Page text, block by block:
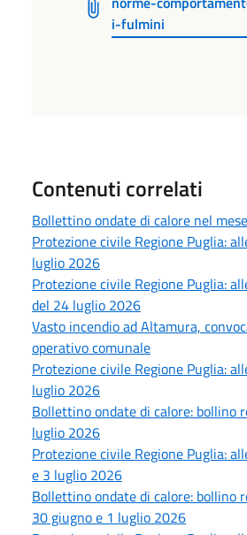
i-fulmini
Contenuti correlati
Bollettino ondate di calore nel
Protezione civile Regione Puglia:
luglio 2026
Protezione civile Regione Puglia:
del 24 luglio 2026
Vasto incendio ad Altamura,
operativo comunale
Protezione civile Regione Puglia:
luglio 2026
Bollettino ondate di calore: bollino
luglio 2026
Protezione civile Regione Puglia:
e 3 luglio 2026
Bollettino ondate di calore: bollino
30 giugno e 1 luglio 2026